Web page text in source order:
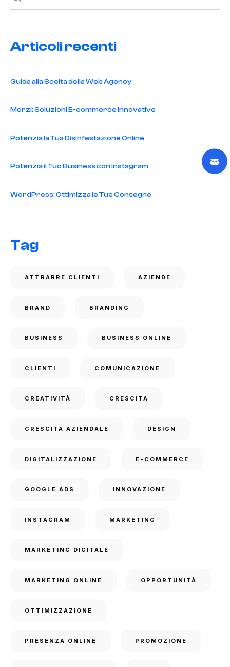
Articoli recenti
Guida alla Scelta della Web Agency
Morzi: Soluzioni E-commerce Innovative
Potenzia la Tua Disinfestazione Online
Potenzia il Tuo Business con Instagram
WordPress: Ottimizza le Tue Consegne
Tag
ATTRARRE CLIENTI AZIENDE
BRAND BRANDING
BUSINESS BUSINESS ONLINE
CLIENTI COMUNICAZIONE
CREATIVITÀ CRESCITA
CRESCITA AZIENDALE DESIGN
DIGITALIZZAZIONE E-COMMERCE
GOOGLE ADS INNOVAZIONE
INSTAGRAM MARKETING
MARKETING DIGITALE
MARKETING ONLINE OPPORTUNITÀ
OTTIMIZZAZIONE
PRESENZA ONLINE PROMOZIONE